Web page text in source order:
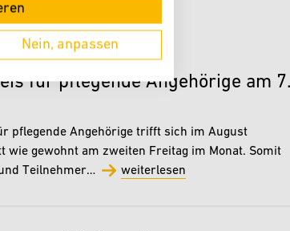
für pflegende Angehörige am 7.
pflegende Angehörige trifft sich im August
wie gewohnt am zweiten Freitag im Monat. Somit
Teilnehmer…
weiterlesen
Nein, anpassen